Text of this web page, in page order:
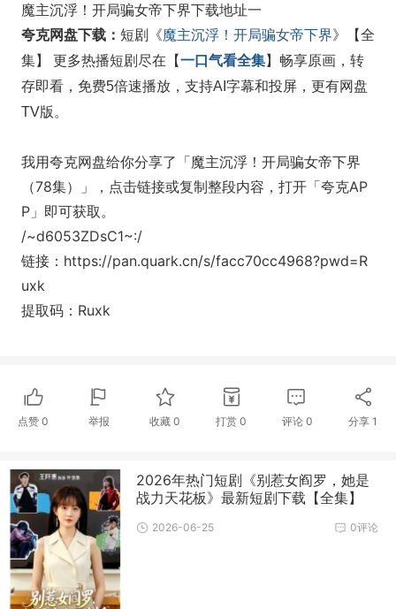
魔主沉浮！开局骗女帝下界下载地址一
夸克网盘下载： 短剧《魔主沉浮！开局骗女帝下界》【全
集】 更多热播短剧尽在【一口气看全集】畅享原画，转
存即看，免费5倍速播放，支持AI字幕和投屏，更有网盘
TV版。
我用夸克网盘给你分享了「魔主沉浮！开局骗女帝下界
（78集）」，点击链接或复制整段内容，打开「夸克AP
P」即可获取。
/~d6053ZDsC1~:/
链接：https://pan.quark.cn/s/facc70cc4968?pwd=R
uxk
提取码：Ruxk
点赞 0 举报 收藏0 打赏 0 评论 0 分享1
2026年热门短剧《别惹女阎罗，她是
战力天花板》最新短剧下载【全集】
0评论
2026-06-25